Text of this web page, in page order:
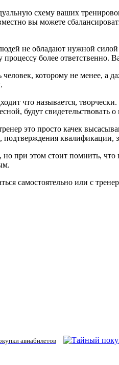
схему ваших
вы можете
не обладают нужной силой
процессу более
человек, которому не менее, а
что называется,
будут
это просто качек
подтверждения
но при этом стоит помнить,
самостоятельно или с
авиабилетов